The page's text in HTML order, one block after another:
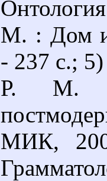
М. : Дом
- 237 с.;
Р. М.
МИК,